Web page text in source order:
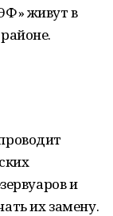
живут в
и
их замену.